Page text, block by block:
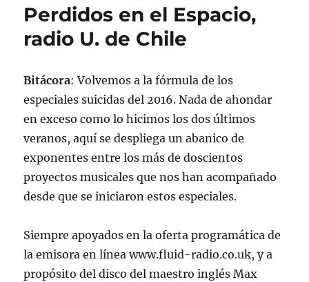
Perdidos en el Espacio,
radio U. de Chile
Bitácora: Volvemos a la fórmula de los
especiales suicidas del 2016. Nada de ahondar
en exceso como lo hicimos los dos últimos
veranos, aquí se despliega un abanico de
exponentes entre los más de doscientos
proyectos musicales que nos han acompañado
desde que se iniciaron estos especiales.
Siempre apoyados en la oferta programática de
la emisora en línea www.fluid-radio.co.uk, y a
propósito del disco del maestro inglés Max